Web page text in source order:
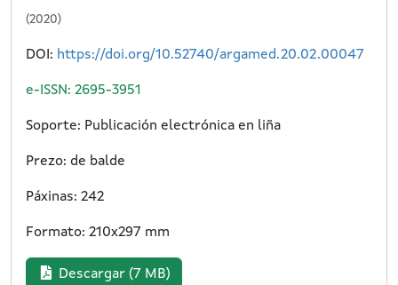
(2020)
DOI: https://doi.org/10.52740/argamed.20.02.00047
e-ISSN: 2695-3951
Soporte: Publicación electrónica en liña
Prezo: de balde
Páxinas: 242
Formato: 210x297 mm
Descargar (7 MB)